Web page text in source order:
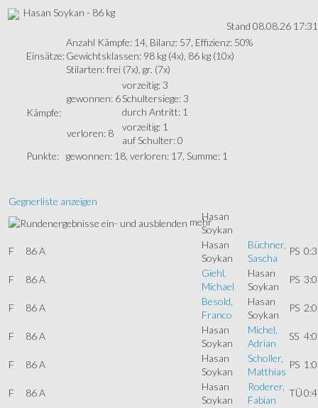
Hasan Soykan - 86 kg
Stand 08.08.26 17:31
Einsätze:
Anzahl Kämpfe: 14, Bilanz: 57, Effizienz: 50%
Gewichtsklassen: 98 kg (4x), 86 kg (10x)
Stilarten: frei (7x), gr. (7x)
Kämpfe:
gewonnen: 6
vorzeitig: 3
Schultersiege: 3
durch Antritt: 1
verloren: 8
vorzeitig: 1
auf Schulter: 0
Punkte: gewonnen: 18, verloren: 17, Summe: 1
Gegnerliste anzeigen
mehrHasan
Soykan
F
86 A
Hasan
Soykan
Büchner,
Sascha
PS 0:3
F 86 A
Giehl,
Michael
Hasan
Soykan
PS 3:0
F 86 A
Besold,
Franco
Hasan
Soykan
PS 2:0
F 86 A
Hasan
Soykan
Michel,
Adrian
SS 4:0
F 86 A
Hasan
Soykan
Scholler,
Matthias
PS 1:0
F 86 A
Hasan
Soykan
Roderer,
Fabian
TÜ0:4